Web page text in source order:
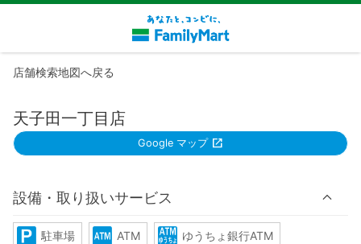
店舗検索地図へ戻る
天子田一丁目店
Google マップ
設備・取り扱いサービス
駐車場 ATM ゆうちょ銀行ATM